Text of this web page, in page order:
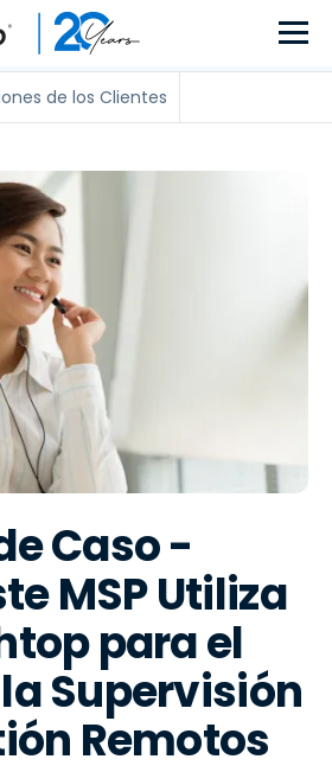
de los Clientes
Caso -
MSP Utiliza
para el
Supervisión
Remotos